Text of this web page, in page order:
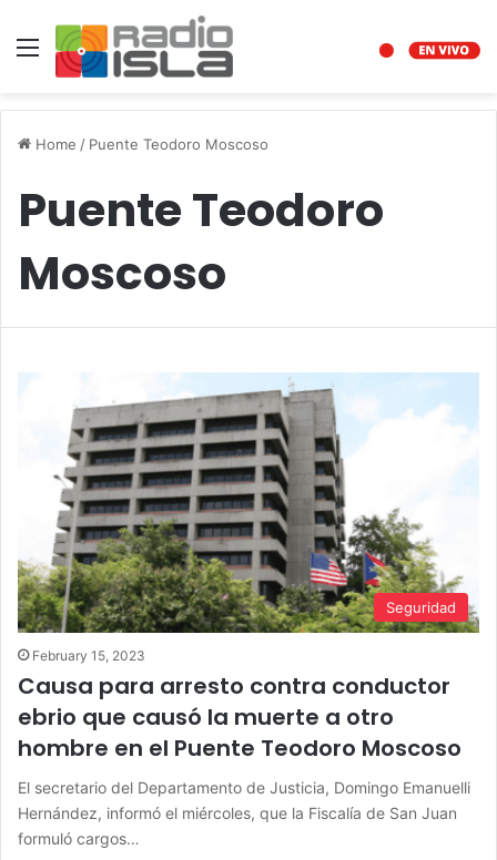
Menu
Home / Puente Teodoro Moscoso
Puente Teodoro
Moscoso
Seguridad
February 15, 2023
Causa para arresto contra conductor
ebrio que causó la muerte a otro
hombre en el Puente Teodoro Moscoso
El secretario del Departamento de Justicia, Domingo Emanuelli
Hernández, informó el miércoles, que la Fiscalía de San Juan
formuló cargos…